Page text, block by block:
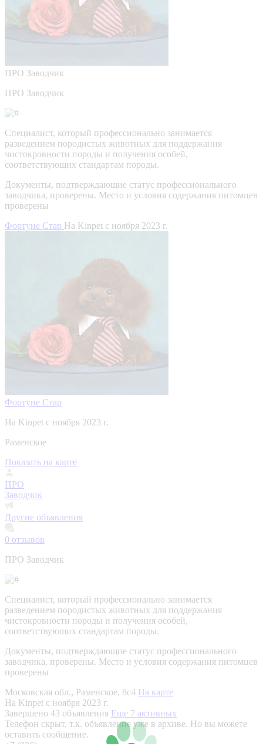
ПРО Заводчик
ПРО Заводчик
Специалист, который профессионально занимается
разведением породистых животных для поддержания
чистокровности породы и получения особей,
соответствующих стандартам породы.
Документы, подтверждающие статус профессионального
заводчика, проверены. Место и условия содержания питомцев
проверены
Фортуне Стар На Kinpet c ноября 2023 г.
Фортуне Стар
На Kinpet c ноября 2023 г.
Раменское
Показать на карте
ПРО
Заводчик
Другие объявления
0 отзывов
ПРО Заводчик
Специалист, который профессионально занимается
разведением породистых животных для поддержания
чистокровности породы и получения особей,
соответствующих стандартам породы.
Документы, подтверждающие статус профессионального
заводчика, проверены. Место и условия содержания питомцев
проверены
Московская обл., Раменское, 8с4 На карте
На Kinpet c ноября 2023 г.
Завершено 43 объявления Еще 7 активных
Телефон скрыт, т.к. объявление уже в архиве. Но вы можете
оставить сообщение.